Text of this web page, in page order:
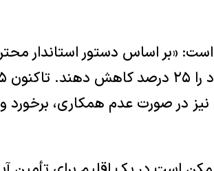
«بر اساس دستور استاندار
نیز در صورت عدم همکاری،